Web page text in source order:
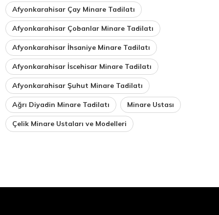
Afyonkarahisar Çay Minare Tadilatı
Afyonkarahisar Çobanlar Minare Tadilatı
Afyonkarahisar İhsaniye Minare Tadilatı
Afyonkarahisar İscehisar Minare Tadilatı
Afyonkarahisar Şuhut Minare Tadilatı
Ağrı Diyadin Minare Tadilatı Minare Ustası
Çelik Minare Ustaları ve Modelleri